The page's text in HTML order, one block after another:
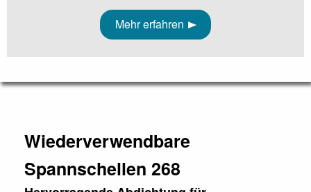
Mehr erfahren
Wiederverwendbare
Spannschellen 268